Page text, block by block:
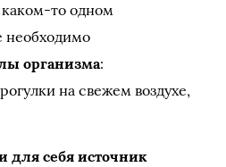
каком-то одном
необходимо
организма:
на свежем воздухе,
для себя источник